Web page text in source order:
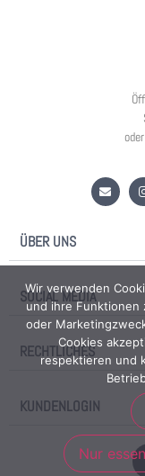
ÜBER UNS
SOCIAL MEDIA
RECHTLICHES
KUNDENLOGIN
Wir verwenden
und ihre Funktionen
oder
Cookies
respektieren und
Nur